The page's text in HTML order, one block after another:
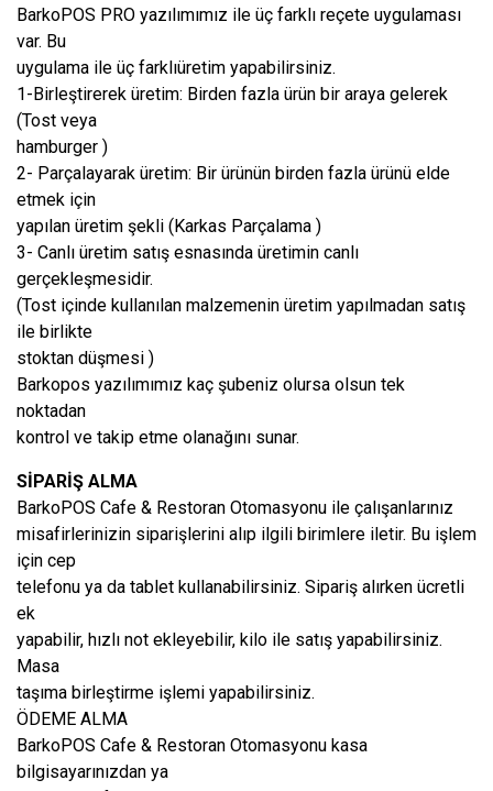
BarkoPOS PRO yazılımımız ile üç farklı reçete uygulaması
var. Bu
uygulama ile üç farklıüretim yapabilirsiniz.
1-Birleştirerek üretim: Birden fazla ürün bir araya gelerek
(Tost veya
hamburger )
2- Parçalayarak üretim: Bir ürünün birden fazla ürünü elde
etmek için
yapılan üretim şekli (Karkas Parçalama )
3- Canlı üretim satış esnasında üretimin canlı
gerçekleşmesidir.
(Tost içinde kullanılan malzemenin üretim yapılmadan satış
ile birlikte
stoktan düşmesi )
Barkopos yazılımımız kaç şubeniz olursa olsun tek
noktadan
kontrol ve takip etme olanağını sunar.
SİPARİŞ ALMA
BarkoPOS Cafe & Restoran Otomasyonu ile çalışanlarınız
misafirlerinizin siparişlerini alıp ilgili birimlere iletir. Bu işlem
için cep
telefonu ya da tablet kullanabilirsiniz. Sipariş alırken ücretli
ek
yapabilir, hızlı not ekleyebilir, kilo ile satış yapabilirsiniz.
Masa
taşıma birleştirme işlemi yapabilirsiniz.
ÖDEME ALMA
BarkoPOS Cafe & Restoran Otomasyonu kasa
bilgisayarınızdan ya